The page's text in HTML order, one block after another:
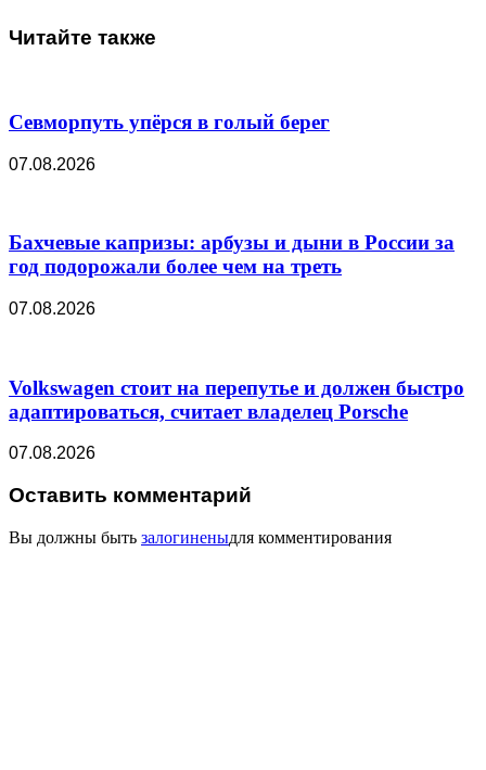
Читайте также
Севморпуть упёрся в голый берег
07.08.2026
Бахчевые капризы: арбузы и дыни в России за
год подорожали более чем на треть
07.08.2026
Volkswagen стоит на перепутье и должен быстро
адаптироваться, считает владелец Porsche
07.08.2026
Оставить комментарий
Вы должны быть залогиненыдля комментирования